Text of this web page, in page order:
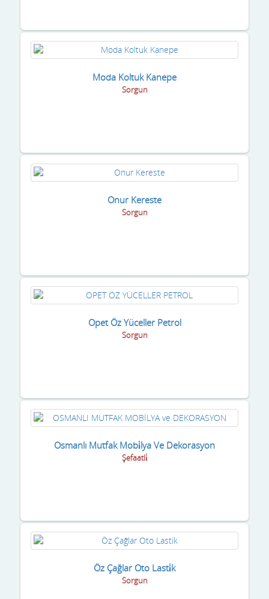
Moda Koltuk Kanepe
Sorgun
Onur Kereste
Sorgun
Opet Öz Yüceller Petrol
Sorgun
Osmanlı Mutfak Mobi̇lya Ve Dekorasyon
Şefaatli̇
Öz Çağlar Oto Lasti̇k
Sorgun